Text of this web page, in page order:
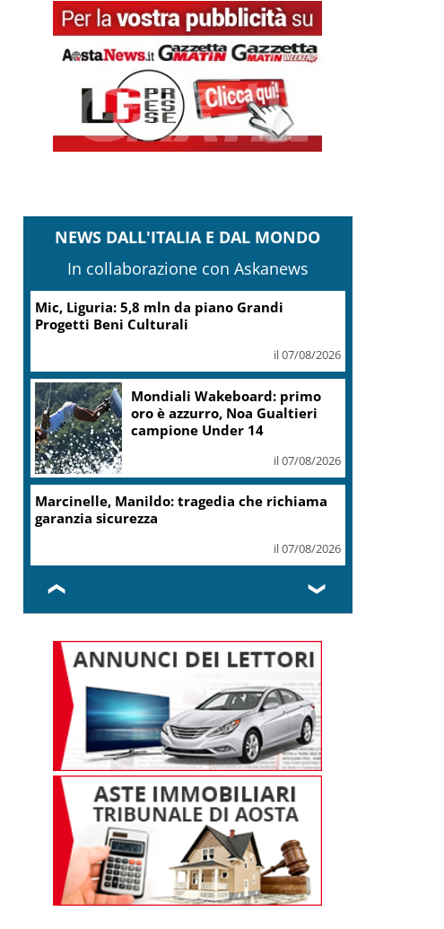
NEWS DALL'ITALIA E DAL MONDO
In collaborazione con Askanews
Province, Braidotti (Pd): per Friuli continua
la presa in giro
il 07/08/2026
R.Fvg, Lenarduzzi (Pd): svolta immediata
contro declino
Acciaierie Valbruna, Bitonci: trovato punto
di equilibrio
il 07/08/2026
❮ ❯